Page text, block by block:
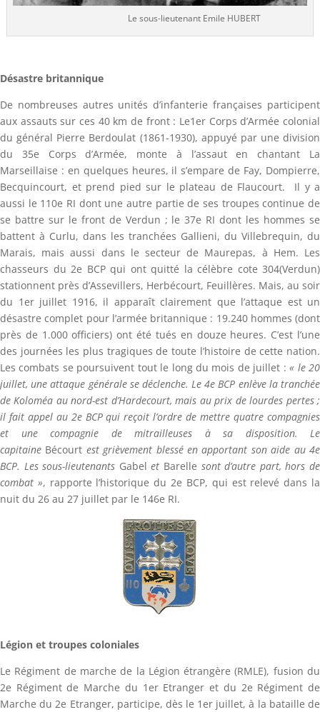
Le sous-lieutenant Emile HUBERT
Désastre britannique
De nombreuses autres unités d’infanterie françaises participent
aux assauts sur ces 40 km de front : Le1er Corps d’Armée colonial
du général Pierre Berdoulat (1861-1930), appuyé par une division
du 35e Corps d’Armée, monte à l’assaut en chantant La
Marseillaise : en quelques heures, il s’empare de Fay, Dompierre,
Becquincourt, et prend pied sur le plateau de Flaucourt. Il y a
aussi le 110e RI dont une autre partie de ses troupes continue de
se battre sur le front de Verdun ; le 37e RI dont les hommes se
battent à Curlu, dans les tranchées Gallieni, du Villebrequin, du
Marais, mais aussi dans le secteur de Maurepas, à Hem. Les
chasseurs du 2e BCP qui ont quitté la célèbre cote 304(Verdun)
stationnent près d’Assevillers, Herbécourt, Feuillères. Mais, au soir
du 1er juillet 1916, il apparaît clairement que l’attaque est un
désastre complet pour l’armée britannique : 19.240 hommes (dont
près de 1.000 officiers) ont été tués en douze heures. C’est l’une
des journées les plus tragiques de toute l’histoire de cette nation.
Les combats se poursuivent tout le long du mois de juillet :« le 20
juillet, une attaque générale se déclenche. Le 4e BCP enlève la tranchée
de Koloméa au nord-est d’Hardecourt, mais au prix de lourdes pertes ;
il fait appel au 2e BCP qui reçoit l’ordre de mettre quatre compagnies
et une compagnie de mitrailleuses à sa disposition. Le
capitaine Bécourt est grièvement blessé en apportant son aide au 4e
BCP. Les sous-lieutenants Gabel et Barelle sont d’autre part, hors de
combat », rapporte l’historique du 2e BCP, qui est relevé dans la
nuit du 26 au 27 juillet par le 146e RI.
Légion et troupes coloniales
Le Régiment de marche de la Légion étrangère (RMLE), fusion du
2e Régiment de Marche du 1er Etranger et du 2e Régiment de
Marche du 2e Etranger, participe, dès le 1er juillet, à la bataille de